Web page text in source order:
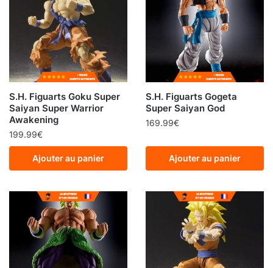
S.H. Figuarts Goku Super
Saiyan Super Warrior
Awakening
199.99€
Ajouter au panier
S.H. Figuarts Gogeta
Super Saiyan God
169.99€
Ajouter au panier